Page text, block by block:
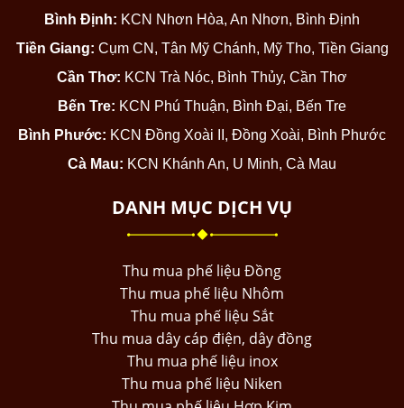
Bình Định: KCN Nhơn Hòa, An Nhơn, Bình Định
Tiền Giang: Cụm CN, Tân Mỹ Chánh, Mỹ Tho, Tiền Giang
Cần Thơ: KCN Trà Nóc, Bình Thủy, Cần Thơ
Bến Tre: KCN Phú Thuận, Bình Đại, Bến Tre
Bình Phước: KCN Đồng Xoài II, Đồng Xoài, Bình Phước
Cà Mau: KCN Khánh An, U Minh, Cà Mau
DANH MỤC DỊCH VỤ
Thu mua phế liệu Đồng
Thu mua phế liệu Nhôm
Thu mua phế liệu Sắt
Thu mua dây cáp điện, dây đồng
Thu mua phế liệu inox
Thu mua phế liệu Niken